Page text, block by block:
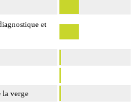
et
la verge